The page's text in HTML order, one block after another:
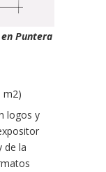
Puntera
m2)
logos y
de la